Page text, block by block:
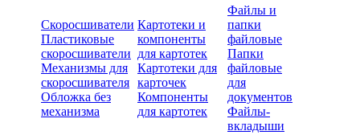
Скоросшиватели
Пластиковые
скоросшиватели
Механизмы для
скоросшивателя
Обложка без
механизма
Картотеки и
компоненты
для картотек
Картотеки для
карточек
Компоненты
для картотек
Файлы и
папки
файловые
Папки
файловые
для
документов
Файлы-
вкладыши